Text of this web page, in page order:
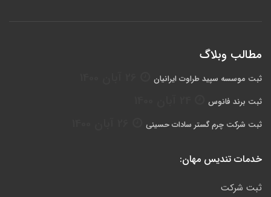
مطالب وبلاگ
ثبت موسسه سپید طراوت ایرانیان
ثبت برند فانوس
ثبت شرکت چرم گستر سادات حسینی
خدمات تندیس مهان:
ثبت شرکت